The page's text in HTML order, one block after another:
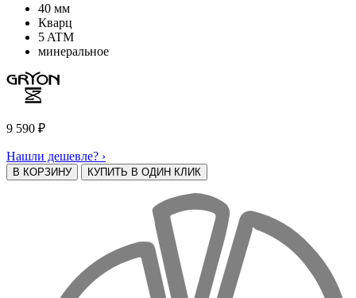
40 мм
Кварц
5 ATM
минеральное
9 590 ₽
Нашли дешевле? ›
В КОРЗИНУ КУПИТЬ В ОДИН КЛИК